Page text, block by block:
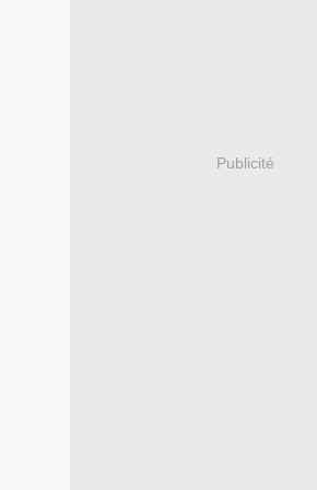
Publicité